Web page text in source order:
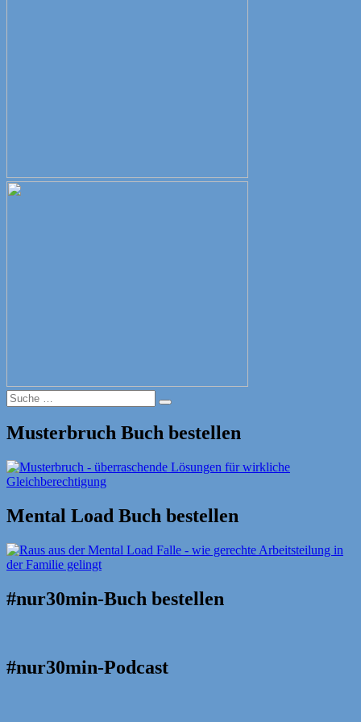
Suche
nach:
Suche
Musterbruch Buch bestellen
Mental Load Buch bestellen
#nur30min-Buch bestellen
#nur30min-Podcast